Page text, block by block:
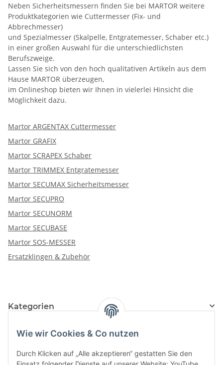
Wie wir Cookies & Co nutzen
Durch Klicken auf „Alle akzeptieren“ gestatten Sie den
Neben Sicherheitsmessern finden Sie bei MARTOR weitere
Produktkategorien wie Cuttermesser (Fix- und
Abbrechmesser)
und Spezialmesser (Skalpelle, Entgratemesser, Schaber etc.)
in einer großen Auswahl für die unterschiedlichsten
Berufszweige.
Lassen Sie sich von den hoch qualitativen Artikeln aus dem
Hause MARTOR überzeugen,
im Onlineshop bieten wir Ihnen in vielerlei Hinsicht die
Möglichkeit dazu.
Martor ARGENTAX Cuttermesser
Martor GRAFIX
Martor SCRAPEX Schaber
Martor TRIMMEX Entgratemesser
Martor SECUMAX Sicherheitsmesser
Martor SECUPRO
Martor SECUNORM
Martor SECUBASE
Martor SOS-MESSER
Ersatzklingen & Zubehör
Kategorien
Hersteller